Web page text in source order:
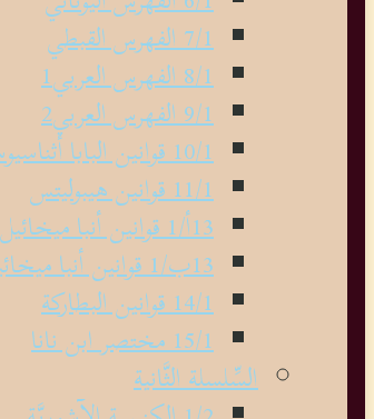
7/1 الفهرس القبطي
8/1 الفهرس العربي1
9/1 الفهرس العربي2
10/1 قوانين البابا أثناسيوس
11/1 قوانين هيبوليتس
13أ/1 قوانين أنبا ميخائيل1
13ب/1 قوانين أنبا ميخائيل2
14/1 قوانين البطاركة
15/1 مختصر ابن نانا
السِّلسلة الثَّانية